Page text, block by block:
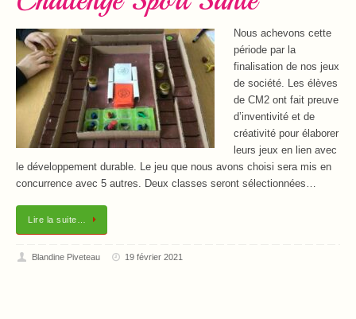
Nous achevons cette
période par la
finalisation de nos jeux
de société. Les élèves
de CM2 ont fait preuve
d’inventivité et de
créativité pour élaborer
leurs jeux en lien avec
le développement durable. Le jeu que nous avons choisi sera mis en
concurrence avec 5 autres. Deux classes seront sélectionnées…
Lire la suite…
Blandine Piveteau 19 février 2021